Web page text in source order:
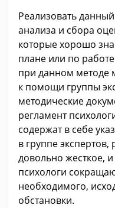
Реализовать
анализа и сбора
которые хорошо
плане или по
при данном методе
к помощи группы
методические
регламент
содержат в себе
в группе
довольно жесткое,
психологи
необходимого,
обстановки.